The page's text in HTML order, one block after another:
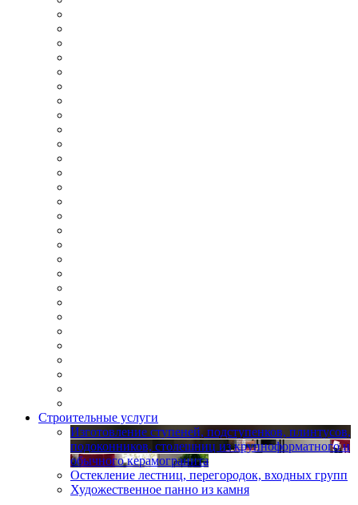
Строительные услуги
Изготовление ступеней, подступенков, плинтусов,
подоконников, столешниц из крупноформатного и
обычного керамогранита
Остекление лестниц, перегородок, входных групп
Художественное панно из камня